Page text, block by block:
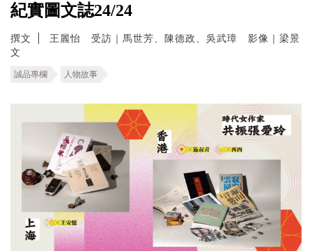
紀實圖文誌24/24
撰文
王麗怡 受訪｜馬世芳、陳德政、吳武璋 影像｜梁景
文
誠品專欄 人物故事